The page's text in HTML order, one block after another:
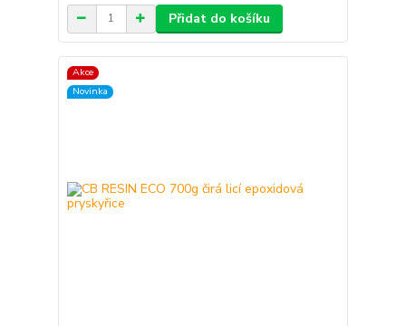
Přidat do košíku
Akce
Novinka